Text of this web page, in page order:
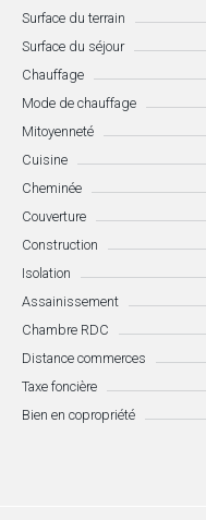
Surface du terrain
Surface du séjour
Chauffage
Mode de chauffage
Mitoyenneté
Cuisine
Cheminée
Couverture
Construction
Isolation
Assainissement
Chambre RDC
Distance commerces
Taxe foncière
Bien en copropriété